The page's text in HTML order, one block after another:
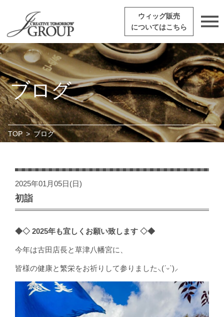
ウィッグ販売
についてはこちら
ブログ
TOP > ブログ
2025年01月05日(日)
初詣
◆◇ 2025年も宜しくお願い致します ◇◆
今年は古田店長と草津八幡宮に、
皆様の健康と繁栄をお祈りして参りました⸜(ˊᵕˋ)⸝